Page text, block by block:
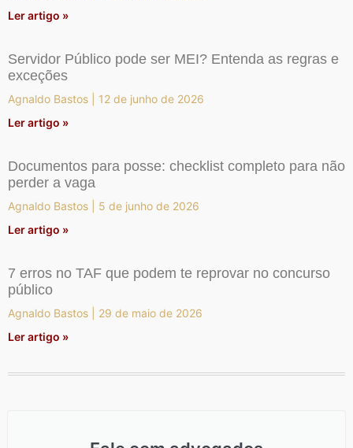
Ler artigo »
Servidor Público pode ser MEI? Entenda as regras e
exceções
Agnaldo Bastos
12 de junho de 2026
Ler artigo »
Documentos para posse: checklist completo para não
perder a vaga
Agnaldo Bastos
5 de junho de 2026
Ler artigo »
7 erros no TAF que podem te reprovar no concurso
público
Agnaldo Bastos
29 de maio de 2026
Ler artigo »